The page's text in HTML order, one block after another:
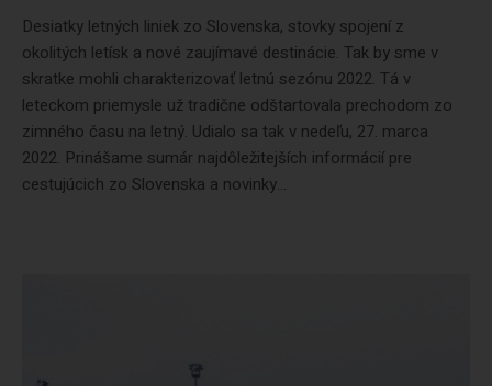
Desiatky letných liniek zo Slovenska, stovky spojení z
okolitých letísk a nové zaujímavé destinácie. Tak by sme v
skratke mohli charakterizovať letnú sezónu 2022. Tá v
leteckom priemysle už tradične odštartovala prechodom zo
zimného času na letný. Udialo sa tak v nedeľu, 27. marca
2022. Prinášame sumár najdôležitejších informácií pre
cestujúcich zo Slovenska a novinky...